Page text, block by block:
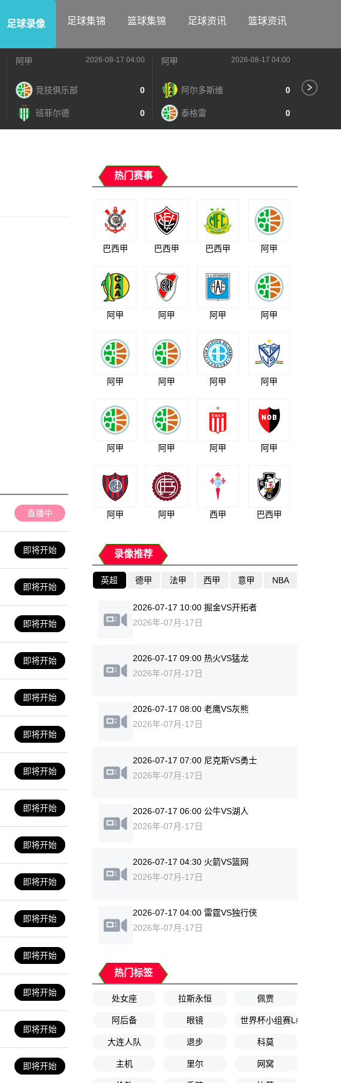
足球录像 足球集锦 篮球集锦 足球资讯 篮球资讯
阿甲 2026-08-17 04:00
竞技俱乐部 0
班菲尔德 0
阿甲 2026-08-17 04:00
阿尔多斯维 0
泰格雷 0
直播中
即将开始
即将开始
即将开始
即将开始
即将开始
即将开始
即将开始
即将开始
即将开始
即将开始
即将开始
即将开始
即将开始
即将开始
即将开始
热门赛事
巴西甲 巴西甲 巴西甲 阿甲
阿甲 阿甲 阿甲 阿甲
阿甲 阿甲 阿甲 阿甲
阿甲 阿甲 阿甲 阿甲
阿甲 阿甲 西甲 巴西甲
录像推荐
英超 德甲 法甲 西甲 意甲 NBA
2026-07-17 10:00 掘金VS开拓者
2026年-07月-17日
2026-07-17 09:00 热火VS猛龙
2026年-07月-17日
2026-07-17 08:00 老鹰VS灰熊
2026年-07月-17日
2026-07-17 07:00 尼克斯VS勇士
2026年-07月-17日
2026-07-17 06:00 公牛VS湖人
2026年-07月-17日
2026-07-17 04:30 火箭VS篮网
2026年-07月-17日
2026-07-17 04:00 雷霆VS独行侠
2026年-07月-17日
热门标签
处女座 拉斯永恒 佩贾
阿后备 眼镜 世界杯小组赛L组第2轮
大连人队 退步 科莫
主机 里尔 网窝